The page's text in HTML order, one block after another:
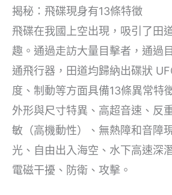
揭秘：飛碟現身有13條特徵
飛碟在我國上空出現，吸引了田
趣。通過走訪大量目擊者，通過
通飛行器，田道均歸納出碟狀
度、制動等方面具備13條異常特
外形與尺寸特異、高超音速、反
敏（高機動性）、無熱障和音障
光、自由出入海空、水下高速深
電磁干擾、防衛、攻擊。